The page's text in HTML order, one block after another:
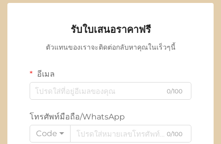
รับใบเสนอราคาฟรี
ตัวแทนของเราจะติดต่อกลับหาคุณในเร็วๆนี้
อีเมล
0/100
โทรศัพท์มือถือ/WhatsApp
Code
0/100